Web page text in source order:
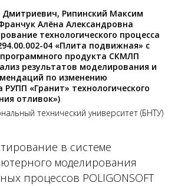
Рипинский Максим
Алёна Александровна
технологического процесса
04 «Плита подвижная» с
продукта СКМЛП
результатов моделирования и
по изменению
«Гранит» технологического
отливок»)
технический университет (БНТУ)
в системе
моделирования
процессов POLIGONSOFT